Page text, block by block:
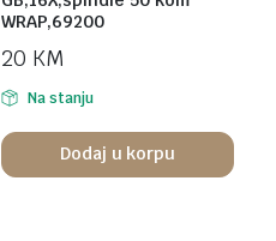
WRAP,69200
20 KM
Na stanju
Dodaj u korpu